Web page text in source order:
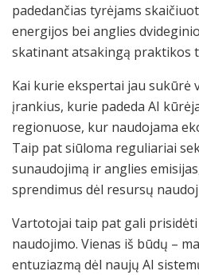
padedančias tyrėjams
energijos bei anglies
skatinant atsakingą praktikos
Kai kurie ekspertai jau sukūrė
įrankius, kurie padeda AI
regionuose, kur naudojama
Taip pat siūloma reguliariai
sunaudojimą ir anglies
sprendimus dėl resursų
Vartotojai taip pat gali
naudojimo. Vienas iš būdų –
entuziazmą dėl naujų AI